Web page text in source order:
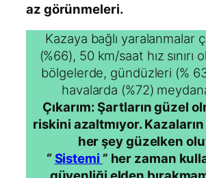
az görünmeleri.
Kazaya bağlı yaralanmalar
(%66), 50 km/saat hız sınırı
bölgelerde, gündüzleri (%
havalarda (%72)
Çıkarım: Şartların güzel
riskini azaltmıyor.
her şey güzelken
“ Sistemi ” her zaman